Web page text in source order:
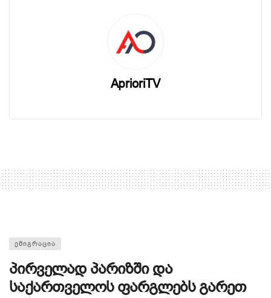
AprioriTV
ᲔᲛᲘᲒᲠᲐᲪᲘᲐ
პირველად პარიზში და
საქართველოს ფარგლებს გარეთ